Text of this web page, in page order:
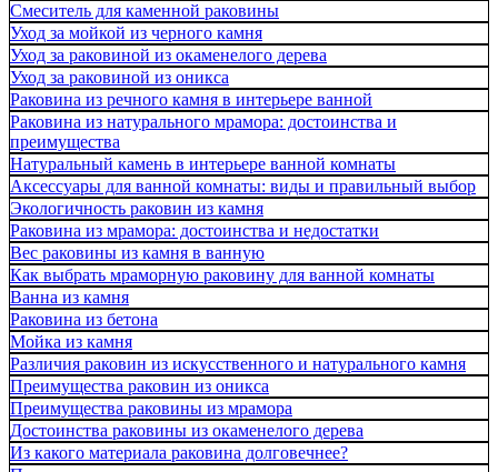
Смеситель для каменной раковины
Уход за мойкой из черного камня
Уход за раковиной из окаменелого дерева
Уход за раковиной из оникса
Раковина из речного камня в интерьере ванной
Раковина из натурального мрамора: достоинства и
преимущества
Натуральный камень в интерьере ванной комнаты
Аксессуары для ванной комнаты: виды и правильный выбор
Экологичность раковин из камня
Раковина из мрамора: достоинства и недостатки
Вес раковины из камня в ванную
Как выбрать мраморную раковину для ванной комнаты
Ванна из камня
Раковина из бетона
Мойка из камня
Различия раковин из искусственного и натурального камня
Преимущества раковин из оникса
Преимущества раковины из мрамора
Достоинства раковины из окаменелого дерева
Из какого материала раковина долговечнее?